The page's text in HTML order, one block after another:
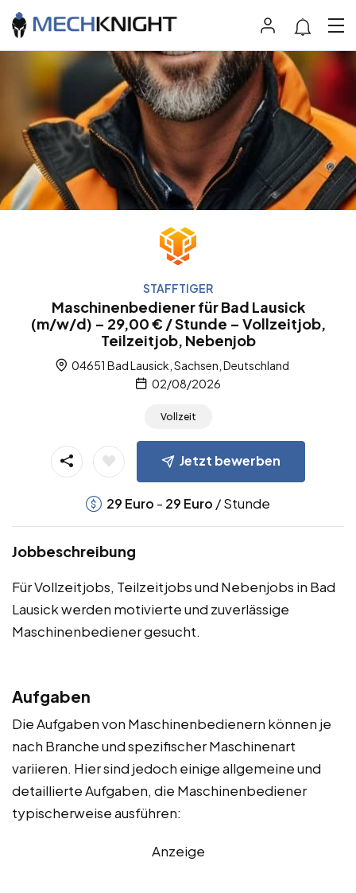
STAFFTIGER
Maschinenbediener für Bad Lausick
(m/w/d) – 29,00 € / Stunde – Vollzeitjob,
Teilzeitjob, Nebenjob
04651 Bad Lausick, Sachsen, Deutschland
02/08/2026
Vollzeit
Jetzt bewerben
29 Euro - 29 Euro / Stunde
Jobbeschreibung
Für Vollzeitjobs, Teilzeitjobs und Nebenjobs in Bad
Lausick werden motivierte und zuverlässige
Maschinenbediener gesucht.
Aufgaben
Die Aufgaben von Maschinenbedienern können je
nach Branche und spezifischer Maschinenart
variieren. Hier sind jedoch einige allgemeine und
detaillierte Aufgaben, die Maschinenbediener
typischerweise ausführen:
Anzeige